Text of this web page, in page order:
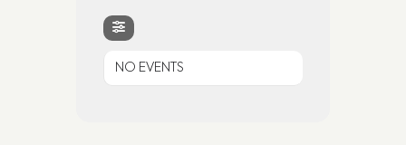
NO EVENTS